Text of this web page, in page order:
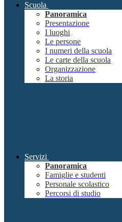
Scuola
Panoramica
Presentazione
I luoghi
Le persone
I numeri della scuola
Le carte della scuola
Organizzazione
La storia
Servizi
Panoramica
Famiglie e studenti
Personale scolastico
Percorsi di studio